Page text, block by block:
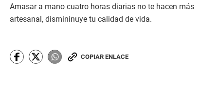
Amasar a mano cuatro horas diarias no te hacen más
artesanal, dismininuye tu calidad de vida.
COPIAR ENLACE